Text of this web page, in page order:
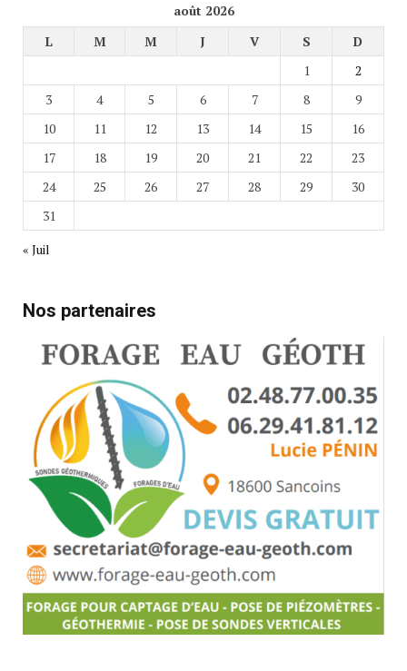
août 2026
L
M M J V S
D
1
2
3
4 5 6 7 8
9
10
11 12 13 14 15
16
17
18 19 20 21 22
23
24
25 26 27 28 29
30
31
« Juil
Nos partenaires